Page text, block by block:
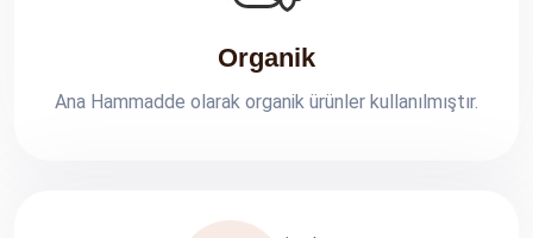
Organik
Ana Hammadde olarak organik ürünler kullanılmıştır.